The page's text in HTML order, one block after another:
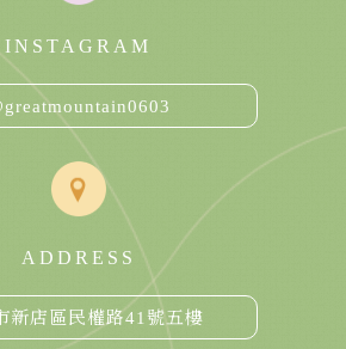
INSTAGRAM
ADDRESS
新店區民權路41號五樓